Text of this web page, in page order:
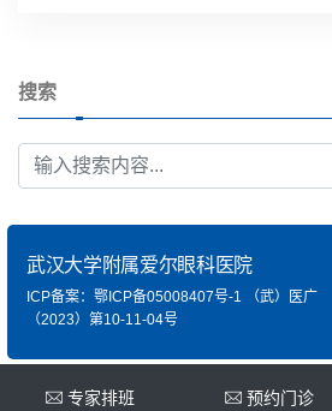
搜索
武汉大学附属爱尔眼科医院
ICP备案：鄂ICP备05008407号-1 （武）医广
（2023）第10-11-04号
专家排班 预约门诊